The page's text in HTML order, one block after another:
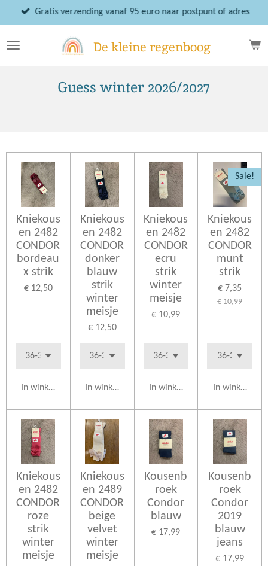
direct
naar
De kleine regenboog
Gratis verzending vanaf 95 euro naar postpunt of adres
Guess winter 2026/2027
Kniekous
en 2482
CONDOR
bordeau
x strik
€ 12,50
In winkelwagen
Kniekous
en 2482
CONDOR
donker
blauw
strik
winter
meisje
€ 12,50
In winkelwagen
Kniekous
en 2482
CONDOR
ecru
strik
winter
meisje
€ 10,99
In winkelwagen
Sale!
Kniekous
en 2482
CONDOR
munt
strik
€ 7,35
€ 10,99
In
Kniekous
en 2482
CONDOR
roze
strik
winter
meisje
Kniekous
en 2489
CONDOR
beige
velvet
winter
meisje
Kousenb
roek
Condor
blauw
€ 17,99
Kousenb
roek
Condor
2019
blauw
jeans
€ 17,99